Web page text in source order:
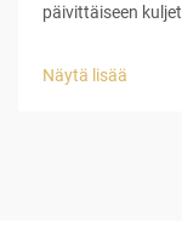
päivittäiseen
koska sen kolme
Näytä lisää